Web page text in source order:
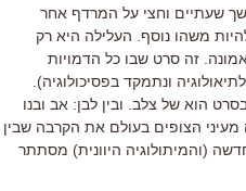
שעתיים וחצי על המרדף אחר
משהו נוסף. העלילה היא רק
זה סרט שבו כל הדמויות
ונתמקד בפסיכולוגיה).
הוא של צלב. ובין לבן: אב ובנו
הצופים בעולם את הקרבה שבין
(והמיתולוגיה היוונית) מסתתר